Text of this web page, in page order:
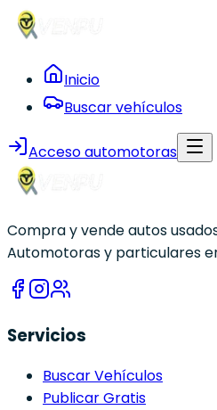
Inicio
Buscar vehículos
Acceso automotoras
Compra y vende autos
Automotoras y particulares
Servicios
Buscar Vehículos
Publicar Gratis